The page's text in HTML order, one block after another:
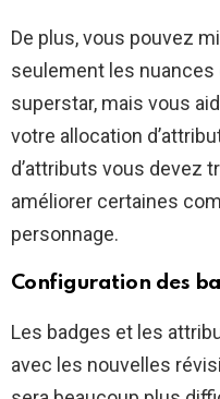
De plus, vous pouvez
seulement les
superstar, mais vous
votre allocation
d’attributs vous devez
améliorer certaines
personnage.
Configuration des
Les badges et les
avec les nouvelles